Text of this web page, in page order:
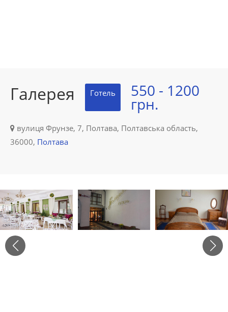
Галерея Готель 550 - 1200
грн.
вулиця Фрунзе, 7, Полтава, Полтавська область,
36000, Полтава